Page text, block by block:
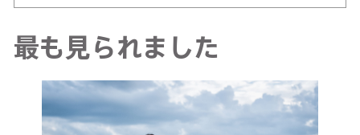
最も見られました